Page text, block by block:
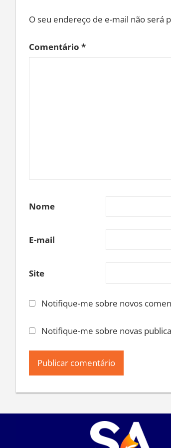
O seu endereço de e-mail não será
Comentário *
Nome
E-mail
Site
Notifique-me sobre novos
Notifique-me sobre novas